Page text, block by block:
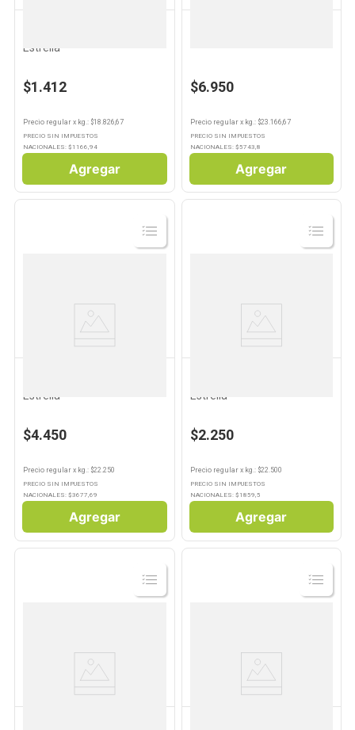
Estrella
$1.412
Precio regular x kg. : $18.826,67
PRECIO SIN IMPUESTOS
NACIONALES: $ 1166,94
Agregar
$6.950
Precio regularx kg. : $23.166,67
PRECIO SIN IMPUESTOS
NACIONALES: $5743,8
Agregar
Ver
Producto
Estrella
$4.450
Precio regular x kg.: $22.250
PRECIO SIN IMPUESTOS
NACIONALES: $3677,69
Agregar
Ver
Producto
Estrella
$2.250
Precio regularx kg.: $22.500
PRECIO SIN IMPUESTOS
NACIONALES: $ 1859,5
Agregar
Ver
Producto
Ver
Producto